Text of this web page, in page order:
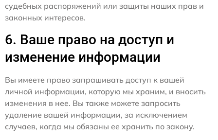
судебных распоряжений или защиты наших прав и
законных интересов.
6. Ваше право на доступ и
изменение информации
Вы имеете право запрашивать доступ к вашей
личной информации, которую мы храним, и вносить
изменения в нее. Вы также можете запросить
удаление вашей информации, за исключением
случаев, когда мы обязаны ее хранить по закону.